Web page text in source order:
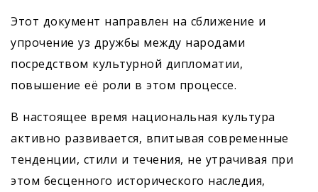
Этот документ направлен на сближение и
упрочение уз дружбы между народами
посредством культурной дипломатии,
повышение её роли в этом процессе.
В настоящее время национальная культура
активно развивается, впитывая современные
тенденции, стили и течения, не утрачивая при
этом бесценного исторического наследия,